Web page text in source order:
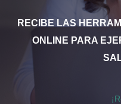
RECIBE LAS
ONLINE PARA